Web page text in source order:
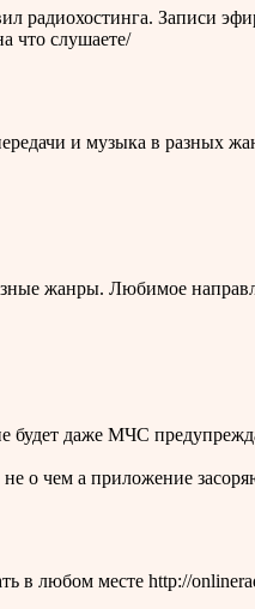
Записи
что слушаете/
и музыка в разных
жанры. Любимое
будет даже МЧС
о чем а приложение
в любом месте http://